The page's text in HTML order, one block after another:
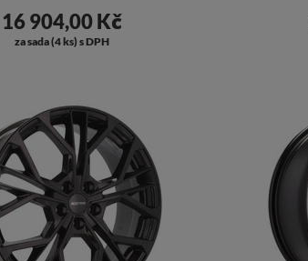
16 904,00 Kč
za sada (4 ks) s DPH